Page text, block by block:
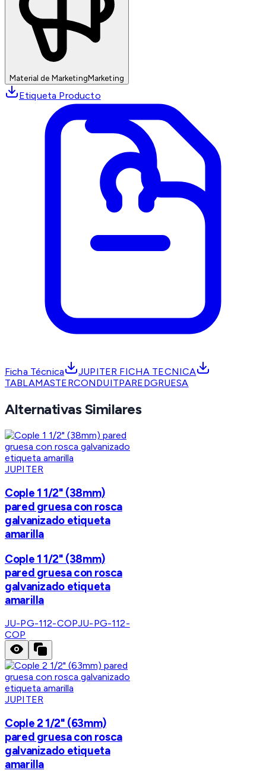
Material de MarketingMarketing
Etiqueta Producto
Ficha Técnica
JUPITER FICHA TECNICA
TABLAMASTERCONDUITPAREDGRUESA
Alternativas Similares
JUPITER
Cople 1 1/2" (38mm)
pared gruesa con rosca
galvanizado etiqueta
amarilla
Cople 1 1/2" (38mm)
pared gruesa con rosca
galvanizado etiqueta
amarilla
JU-PG-112-COPJU-PG-112-
COP
JUPITER
Cople 2 1/2" (63mm)
pared gruesa con rosca
galvanizado etiqueta
amarilla